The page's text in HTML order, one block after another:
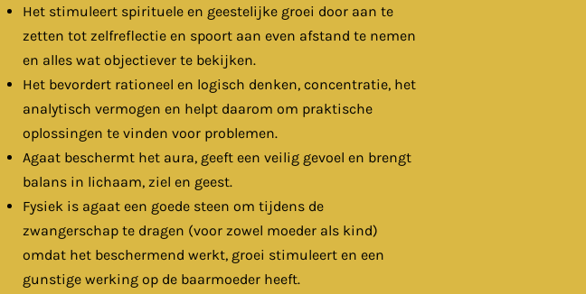
Het stimuleert spirituele en geestelijke groei door aan te
zetten tot zelfreflectie en spoort aan even afstand te nemen
en alles wat objectiever te bekijken.
Het bevordert rationeel en logisch denken, concentratie, het
analytisch vermogen en helpt daarom om praktische
oplossingen te vinden voor problemen.
Agaat beschermt het aura, geeft een veilig gevoel en brengt
balans in lichaam, ziel en geest.
Fysiek is agaat een goede steen om tijdens de
zwangerschap te dragen (voor zowel moeder als kind)
omdat het beschermend werkt, groei stimuleert en een
gunstige werking op de baarmoeder heeft.